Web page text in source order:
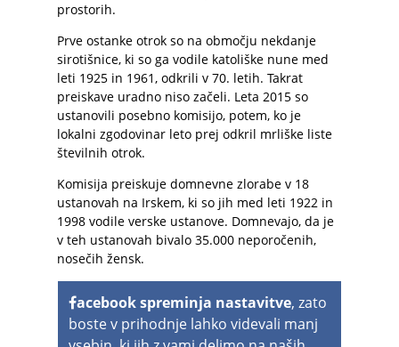
prostorih.
Prve ostanke otrok so na območju nekdanje
sirotišnice, ki so ga vodile katoliške nune med
leti 1925 in 1961, odkrili v 70. letih. Takrat
preiskave uradno niso začeli. Leta 2015 so
ustanovili posebno komisijo, potem, ko je
lokalni zgodovinar leto prej odkril mrliške liste
številnih otrok.
Komisija preiskuje domnevne zlorabe v 18
ustanovah na Irskem, ki so jih med leti 1922 in
1998 vodile verske ustanove. Domnevajo, da je
v teh ustanovah bivalo 35.000 neporočenih,
nosečih žensk.
acebook spreminja nastavitve, zato
boste v prihodnje lahko videvali manj